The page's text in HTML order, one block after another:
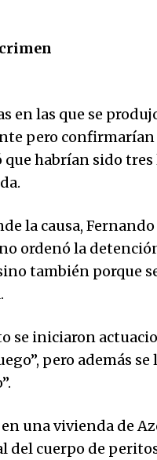
en las que se
pero
que habrían sido
la causa,
ordenó la
también porque
se iniciaron
pero además
una vivienda de
del cuerpo de